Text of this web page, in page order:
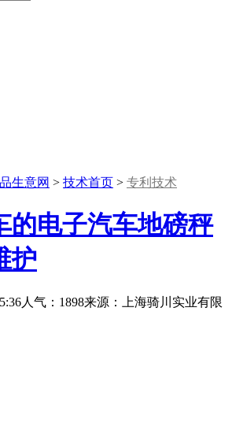
生意网 > 技术首页 > 专利技术
的电子汽车地磅秤
护
人气：1898来源：
上海骑川实业有限